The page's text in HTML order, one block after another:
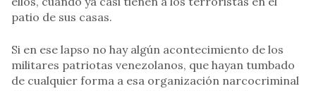
patio de sus casas.
Si en ese lapso no hay algún acontecimiento de los
militares patriotas venezolanos, que hayan tumbado
de cualquier forma a esa organización narcocriminal